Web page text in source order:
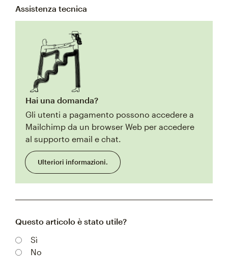
Assistenza tecnica
Hai una domanda?
Gli utenti a pagamento possono accedere a
Mailchimp da un browser Web per accedere
al supporto email e chat.
Ulteriori informazioni.
Questo articolo è stato utile?
Sì
No